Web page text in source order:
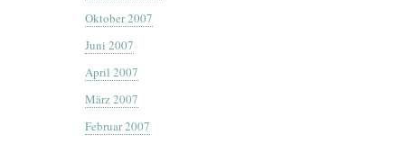
Oktober 2007
Juni 2007
April 2007
März 2007
Februar 2007